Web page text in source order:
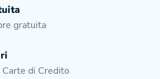
gratuita
Carte di Credito